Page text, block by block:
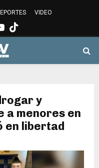
VIDEO
Youtube
y
a menores en
en libertad